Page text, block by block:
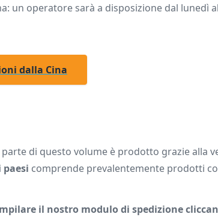
un operatore sarà a disposizione dal lunedì
dalla Cina
di questo volume è prodotto grazie alla
comprende prevalentemente prodotti
il nostro modulo di spedizione